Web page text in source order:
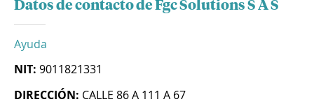
Datos de contacto de Fgc Solutions S A S
Ayuda
NIT: 9011821331
DIRECCIÓN: CALLE 86 A 111 A 67